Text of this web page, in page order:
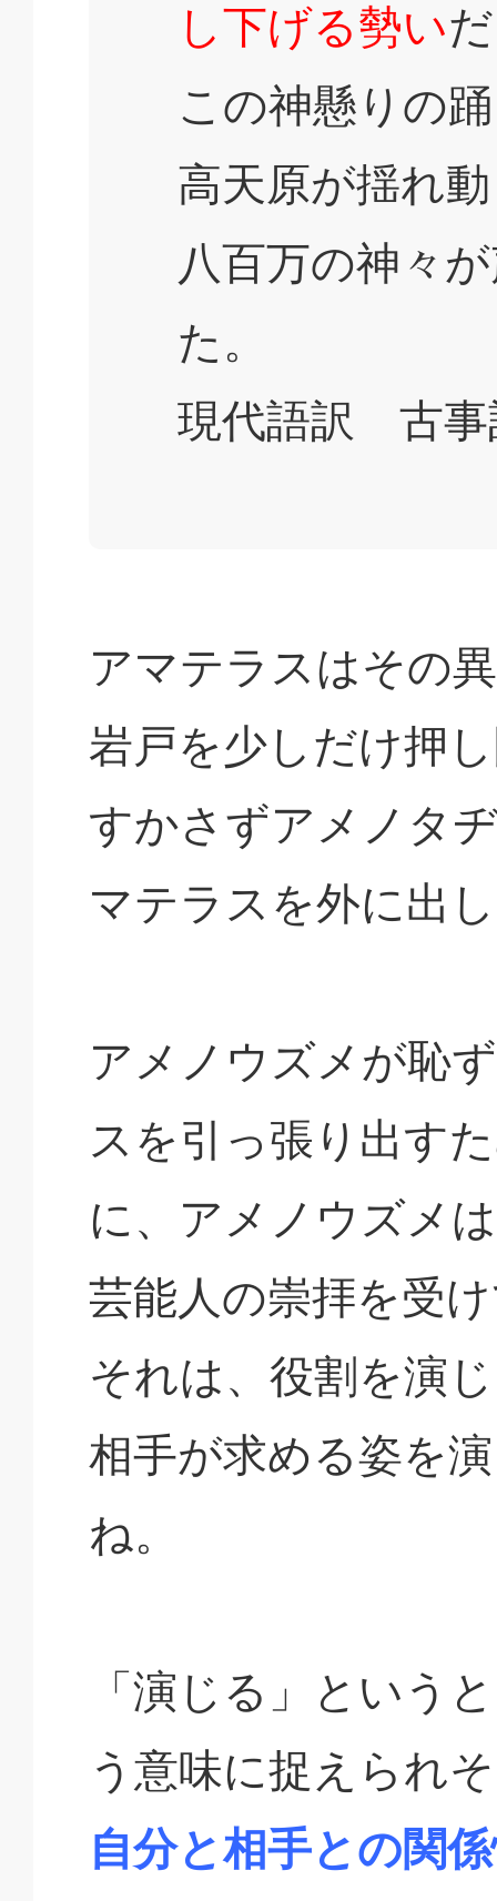
し下げる勢い
この神懸りの
高天原が揺れ
八百万の神々
た。
現代語訳 古
アマテラスはその
岩戸を少しだけ押
すかさずアメノタ
マテラスを外に出
アメノウズメが恥
スを引っ張り出す
に、アメノウズメ
芸能人の崇拝を受
それは、役割を演
相手が求める姿を
ね。
「演じる」という
う意味に捉えられ
自分と相手との関